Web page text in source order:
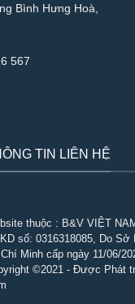
Bình Hưng Hoà,
567
TIN LIÊN HỆ
thuộc : B&V VIỆT
số: 0316318085, Do Sở
Chí Minh cấp ngày 11/06/
©2021 - Được Phát